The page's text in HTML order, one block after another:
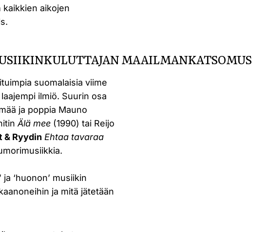
kaikkien aikojen
MAAILMANKATSOMUS
suomalaisia viime
ilmiö. Suurin osa
ja poppia Mauno
Älä mee (1990) tai Reijo
& Ryydin Ehtaa tavaraa
‘huonon’ musiikin
ja mitä jätetään